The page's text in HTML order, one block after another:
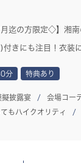
迄の方限定◇】湘南
付きにも注目！衣装
分 特典あり
擬披露宴 会場コー
もハイクオリティ